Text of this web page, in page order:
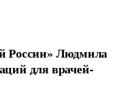
России» Людмила
для врачей-